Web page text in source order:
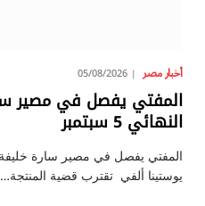
أخبار مصر 05/08/2026
المفتي يفصل في مصير
النهائي 5 سبتمبر
يوستينا ألفي تقترب قضية المنتجة…